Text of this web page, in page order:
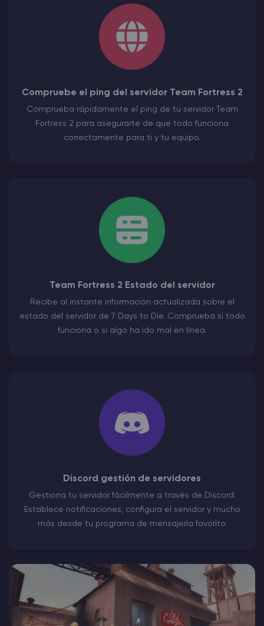
Compruebe el ping del servidor Team Fortress 2
Comprueba rápidamente el ping de tu servidor Team
Fortress 2 para asegurarte de que todo funciona
correctamente para ti y tu equipo.
Team Fortress 2 Estado del servidor
Recibe al instante información actualizada sobre el
estado del servidor de 7 Days to Die. Comprueba si todo
funciona o si algo ha ido mal en línea.
Discord gestión de servidores
Gestiona tu servidor fácilmente a través de Discord.
Establece notificaciones, configura el servidor y mucho
más desde tu programa de mensajería favorito.